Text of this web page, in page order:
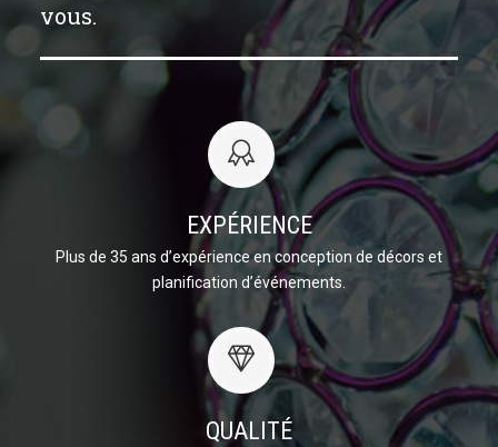
vous.
EXPÉRIENCE
Plus de 35 ans d’expérience en conception de décors et
planification d’événements.
QUALITÉ